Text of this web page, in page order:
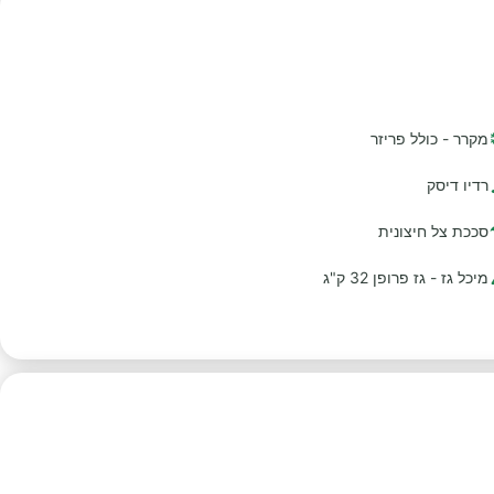
מקרר - כולל פריזר
רדיו דיסק
סככת צל חיצונית
מיכל גז - גז פרופן 32 ק"ג